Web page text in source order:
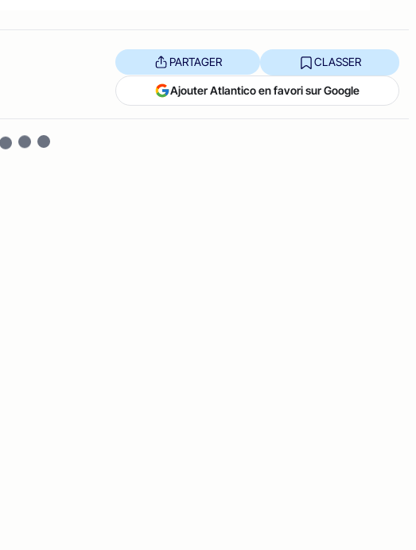
PARTAGER CLASSER
Ajouter Atlantico en favori sur Google